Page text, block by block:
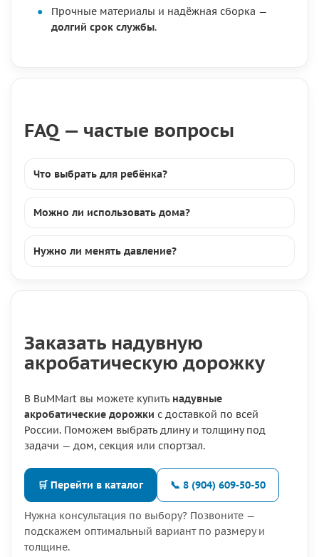
Прочные материалы и надёжная сборка —
долгий срок службы.
FAQ — частые вопросы
Что выбрать для ребёнка?
Можно ли использовать дома?
Нужно ли менять давление?
Заказать надувную
акробатическую дорожку
В BuMMart вы можете купить надувные
акробатические дорожки с доставкой по всей
России. Поможем выбрать длину и толщину под
задачи — дом, секция или спортзал.
🛒 Перейти в каталог 📞 8 (904) 609-50-50
Нужна консультация по выбору? Позвоните —
подскажем оптимальный вариант по размеру и
толщине.